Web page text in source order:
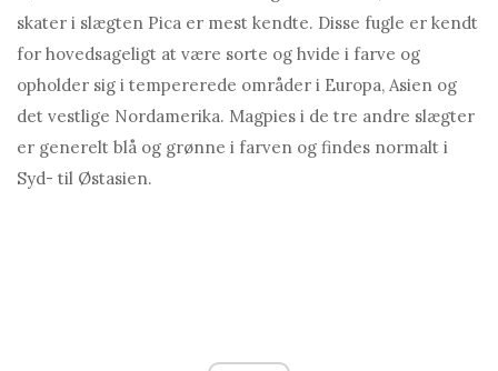
skater i slægten Pica er mest kendte. Disse fugle er kendt
for hovedsageligt at være sorte og hvide i farve og
opholder sig i tempererede områder i Europa, Asien og
det vestlige Nordamerika. Magpies i de tre andre slægter
er generelt blå og grønne i farven og findes normalt i
Syd- til Østasien.